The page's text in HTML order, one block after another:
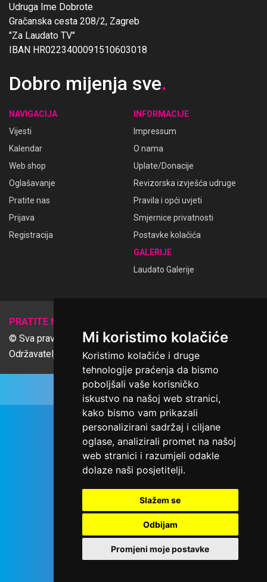
Mi koristimo kolačiće
Koristimo kolačiće i druge
tehnologije praćenja da bismo
poboljšali vaše korisničko
iskustvo na našoj web stranici,
kako bismo vam prikazali
personalizirani sadržaj i ciljane
oglase, analizirali promet na našoj
web stranici i razumjeli odakle
dolaze naši posjetitelji.
Slažem se
Odbijam
Promjeni moje postavke
Udruga Ime Dobrote
Gračanska cesta 208/2, Zagreb
"Za Laudato TV"
IBAN HR0223400091510603018
Dobro mijenja sve.
NAVIGACIJA
Vijesti
Kalendar
Web shop
Oglašavanje
Pratite nas
Prijava
Registracija
INFORMACIJE
Impressum
O nama
Uplate/Donacije
Revizorska izvješća udruge
Pravila i opći uvjeti
Smjernice privatnosti
Postavke kolačića
GALERIJE
Laudato Galerije
PRATITE NAS
© Sva prava pridržana Udruga Ime dobrote
Održavatelj Netcom d.o.o., Riva 6, Rijeka